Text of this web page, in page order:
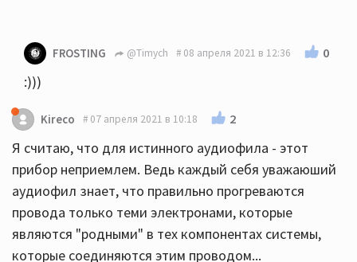
FROSTING @Timych 08 апреля 2021 в 12:36 0
:)))
Kireco 07 апреля 2021 в 10:18 2
Я считаю, что для истинного аудиофила - этот
прибор неприемлем. Ведь каждый себя уважаюший
аудиофил знает, что правильно прогреваются
провода только теми электронами, которые
являются "родными" в тех компонентах системы,
которые соединяются этим проводом...